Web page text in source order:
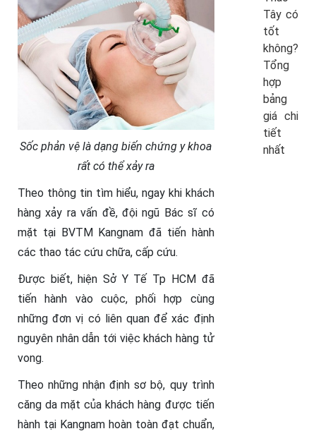
Sốc phản vệ là dạng biến chứng y khoa
rất có thể xảy ra
Theo thông tin tìm hiểu, ngay khi khách
hàng xảy ra vấn đề, đội ngũ Bác sĩ có
mặt tại BVTM Kangnam đã tiến hành
các thao tác cứu chữa, cấp cứu.
Được biết, hiện Sở Y Tế Tp HCM đã
tiến hành vào cuộc, phối hợp cùng
những đơn vị có liên quan để xác định
nguyên nhân dẫn tới việc khách hàng tử
vong.
Theo những nhận định sơ bộ, quy trình
căng da mặt của khách hàng được tiến
hành tại Kangnam hoàn toàn đạt chuẩn,
Tây có
tốt
không?
Tổng
hợp
bảng
giá chi
tiết
nhất